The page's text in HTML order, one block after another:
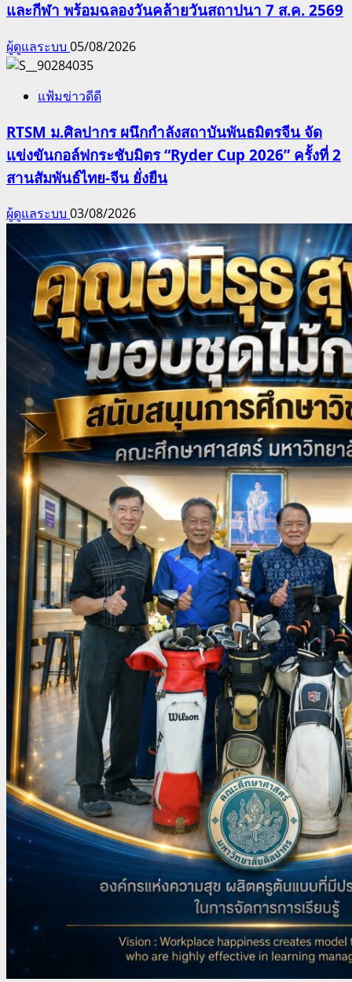
และกีฬา พร้อมฉลองวันคล้ายวันสถาปนา 7 ส.ค. 2569
ผู้ดูแลระบบ 05/08/2026
แฟ้มข่าวดีดี
RTSM ม.ศิลปากร ผนึกกำลังสถาบันพันธมิตรจีน จัด
แข่งขันกอล์ฟกระชับมิตร “Ryder Cup 2026” ครั้งที่ 2
สานสัมพันธ์ไทย-จีน ยั่งยืน
ผู้ดูแลระบบ 03/08/2026